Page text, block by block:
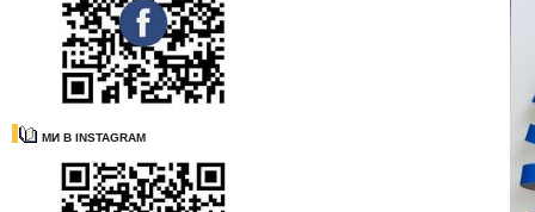
МИ В INSTAGRAM